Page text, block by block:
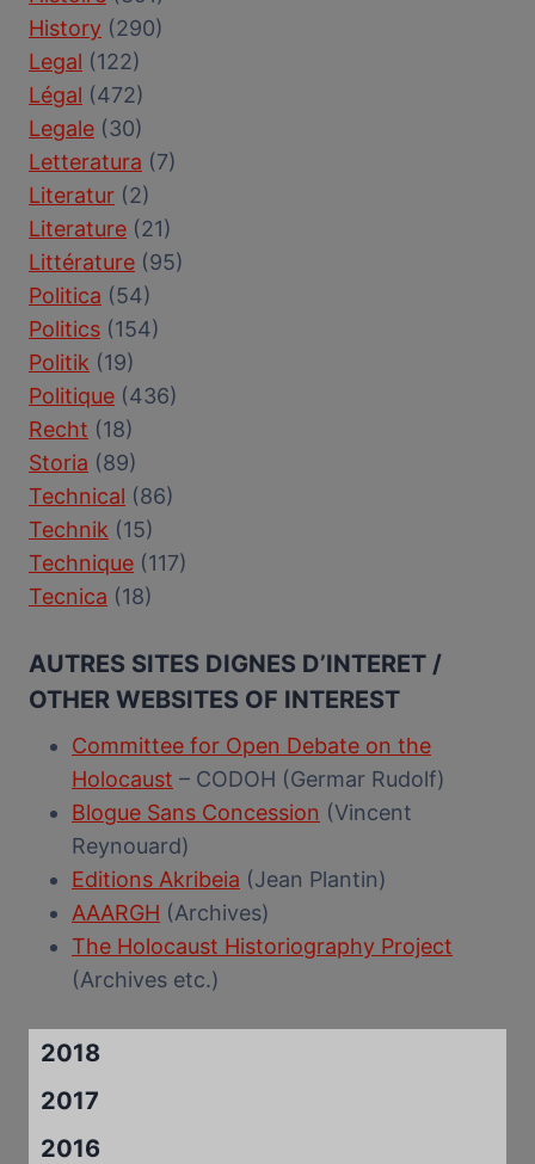
History (290)
Legal (122)
Légal (472)
Legale (30)
Letteratura (7)
Literatur (2)
Literature (21)
Littérature (95)
Politica (54)
Politics (154)
Politik (19)
Politique (436)
Recht (18)
Storia (89)
Technical (86)
Technik (15)
Technique (117)
Tecnica (18)
AUTRES SITES DIGNES D’INTERET /
OTHER WEBSITES OF INTEREST
Committee for Open Debate on the
Holocaust – CODOH (Germar Rudolf)
Blogue Sans Concession (Vincent
Reynouard)
Editions Akribeia (Jean Plantin)
AAARGH (Archives)
The Holocaust Historiography Project
(Archives etc.)
2018
2017
2016